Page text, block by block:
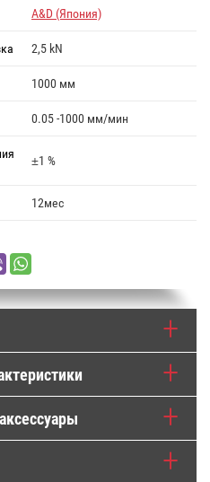
A&D (Япония)
2,5 kN
1000 мм
0.05 -1000 мм/мин
±1 %
12мес